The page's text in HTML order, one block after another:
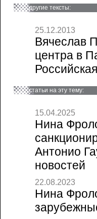
другие тексты:
25.12.2013
Вячеслав
центра в
статьи на эту тему:
15.04.2025
Нина
Антонио
новостей
22.08.2023
Нина